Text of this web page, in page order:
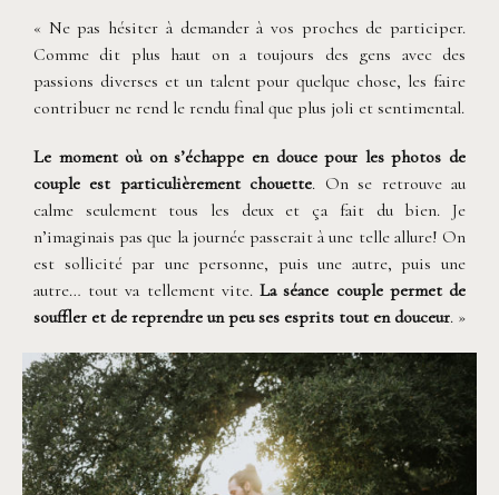
« Ne pas hésiter à demander à vos proches de participer.
Comme dit plus haut on a toujours des gens avec des
passions diverses et un talent pour quelque chose, les faire
contribuer ne rend le rendu final que plus joli et sentimental.
Le moment où on s’échappe en douce pour les photos de
couple est particulièrement chouette. On se retrouve au
calme seulement tous les deux et ça fait du bien. Je
n’imaginais pas que la journée passerait à une telle allure! On
est sollicité par une personne, puis une autre, puis une
autre… tout va tellement vite.La séance couple permet de
souffler et de reprendre un peu ses esprits tout en douceur. »